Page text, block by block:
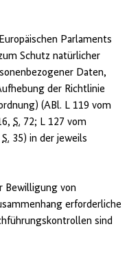
Parlaments
Schutz natürlicher
Daten,
der Richtlinie
(ABl. L 119 vom
S. 72; L 127 vom
S. 35) in der jeweils
Bewilligung von
erforderliche
sind